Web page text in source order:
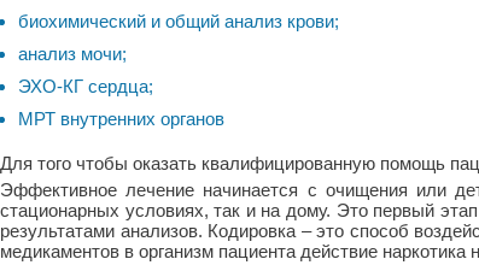
биохимический и общий анализ крови;
анализ мочи;
ЭХО-КГ сердца;
МРТ внутренних органов
Для того чтобы оказать квалифицированную помощь
Эффективное лечение начинается с очищения или
стационарных условиях, так и на дому. Это первый
результатами анализов. Кодировка – это способ
медикаментов в организм пациента действие